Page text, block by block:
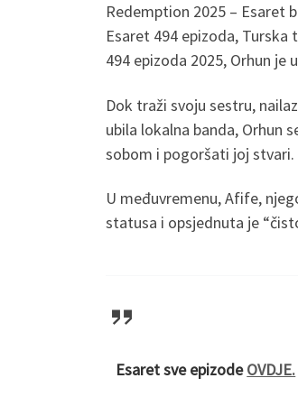
Redemption 2025 – Esaret
Esaret 494 epizoda, Turska
494 epizoda 2025, Orhun
Dok traži svoju sestru,
ubila lokalna banda, Orhun
sobom i pogoršati joj stvari.
U međuvremenu, Afife,
statusa i opsjednuta je
Esaret sve epizodeOVDJE.